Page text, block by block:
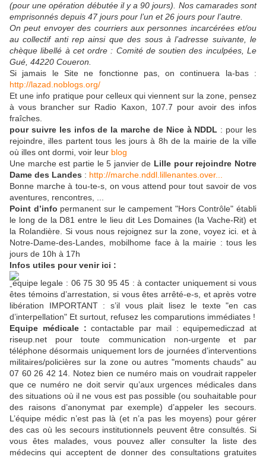
(pour une opération débutée il y a 90 jours). Nos camarades sont
emprisonnés depuis 47 jours pour l’un et 26 jours pour l’autre.
On peut envoyer des courriers aux personnes incarcérées et/ou
au collectif anti rep ainsi que des sous à l’adresse suivante, le
chèque libellé à cet ordre : Comité de soutien des inculpées, Le
Gué, 44220 Coueron.
Si jamais le Site ne fonctionne pas, on continuera la-bas :
http://lazad.noblogs.org/
Et une info pratique pour celleux qui viennent sur la zone, pensez
à vous brancher sur Radio Kaxon, 107.7 pour avoir des infos
fraîches.
pour suivre les infos de la marche de Nice à NDDL : pour les
rejoindre, illes partent tous les jours à 8h de la mairie de la ville
où illes ont dormi, voir leur blog
Une marche est partie le 5 janvier de Lille pour rejoindre Notre
Dame des Landes : http://marche.nddl.lillenantes.over...
Bonne marche à tou-te-s, on vous attend pour tout savoir de vos
aventures, rencontres, ...
Point d’info permanent sur le campement "Hors Contrôle" établi
le long de la D81 entre le lieu dit Les Domaines (la Vache-Rit) et
la Rolandière. Si vous nous rejoignez sur la zone, voyez ici. et à
Notre-Dame-des-Landes, mobilhome face à la mairie : tous les
jours de 10h à 17h
Infos utiles pour venir ici :
équipe legale : 06 75 30 95 45 : à contacter uniquement si vous
êtes témoins d’arrestation, si vous êtes arrêté-e-s, et après votre
libération IMPORTANT : s’il vous plait lisez le texte "en cas
d’interpellation" Et surtout, refusez les comparutions immédiates !
Equipe médicale : contactable par mail : equipemediczad at
riseup.net pour toute communication non-urgente et par
téléphone désormais uniquement lors de journées d’interventions
militaires/policières sur la zone ou autres "moments chauds" au
07 60 26 42 14. Notez bien ce numéro mais on voudrait rappeler
que ce numéro ne doit servir qu’aux urgences médicales dans
des situations où il ne vous est pas possible (ou souhaitable pour
des raisons d’anonymat par exemple) d’appeler les secours.
L’équipe médic n’est pas là (et n’a pas les moyens) pour gérer
des cas où les secours institutionnels peuvent être consultés. Si
vous êtes malades, vous pouvez aller consulter la liste des
médecins qui acceptent de donner des consultations gratuites